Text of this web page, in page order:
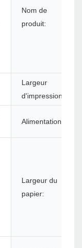
Nom de
produit:
Largeur
d'impression:
Alimentation:
Largeur du
papier: